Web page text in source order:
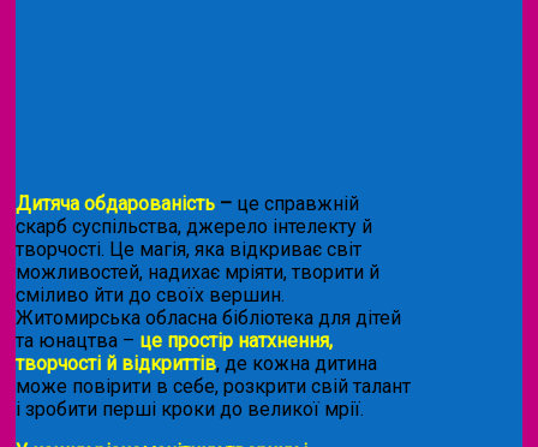
Дитяча обдарованість – це справжній
скарб суспільства, джерело інтелекту й
творчості. Це магія, яка відкриває світ
можливостей, надихає мріяти, творити й
сміливо йти до своїх вершин.
Житомирська обласна бібліотека для дітей
та юнацтва – це простір натхнення,
творчості й відкриттів, де кожна дитина
може повірити в себе, розкрити свій талант
і зробити перші кроки до великої мрії.